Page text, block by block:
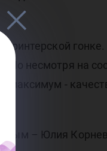
несмотря на
максимум -
– Юлия